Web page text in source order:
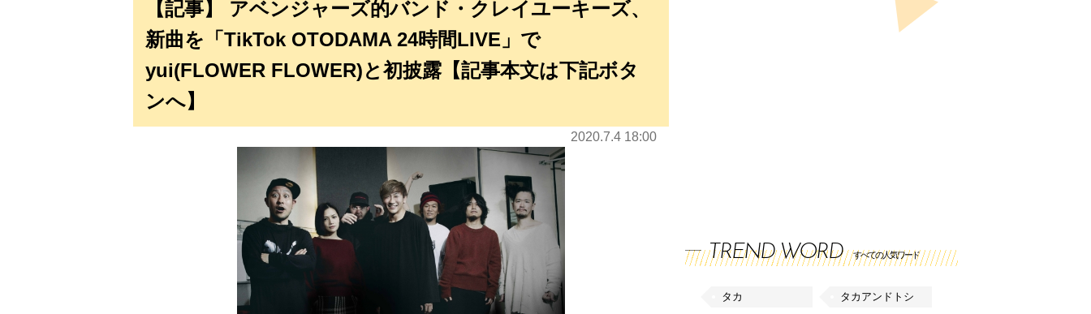
【記事】 アベンジャーズ的バンド・クレイユーキーズ、
新曲を「TikTok OTODAMA 24時間LIVE」で
yui(FLOWER FLOWER)と初披露【記事本文は下記ボタ
ンへ】
2020.7.4 18:00
TREND WORD すべての人気ワード
タカ タカアンドトシ